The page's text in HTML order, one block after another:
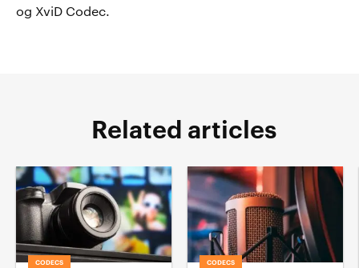
og XviD Codec.
Related articles
CODECS CODECS